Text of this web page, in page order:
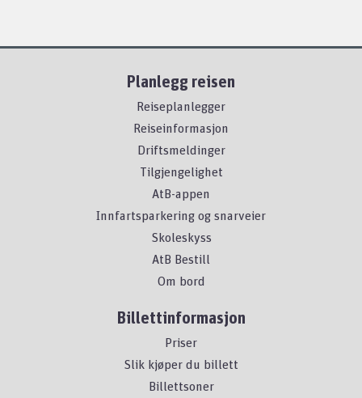
Planlegg reisen
Reiseplanlegger
Reiseinformasjon
Driftsmeldinger
Tilgjengelighet
AtB-appen
Innfartsparkering og snarveier
Skoleskyss
AtB Bestill
Om bord
Billettinformasjon
Priser
Slik kjøper du billett
Billettsoner